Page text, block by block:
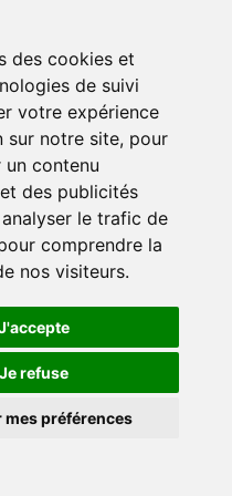
des cookies et
de suivi
votre expérience
sur notre site, pour
contenu
des publicités
le trafic de
comprendre la
nos visiteurs.
Je refuse
mes préférences